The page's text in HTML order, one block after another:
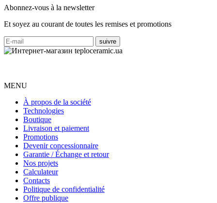
Abonnez-vous à la newsletter
Et soyez au courant de toutes les remises et promotions
MENU
À propos de la société
Technologies
Boutique
Livraison et paiement
Promotions
Devenir concessionnaire
Garantie / Échange et retour
Nos projets
Calculateur
Contacts
Politique de confidentialité
Offre publique